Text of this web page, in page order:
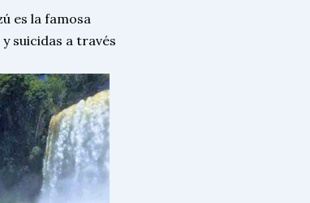
es la famosa
suicidas a través